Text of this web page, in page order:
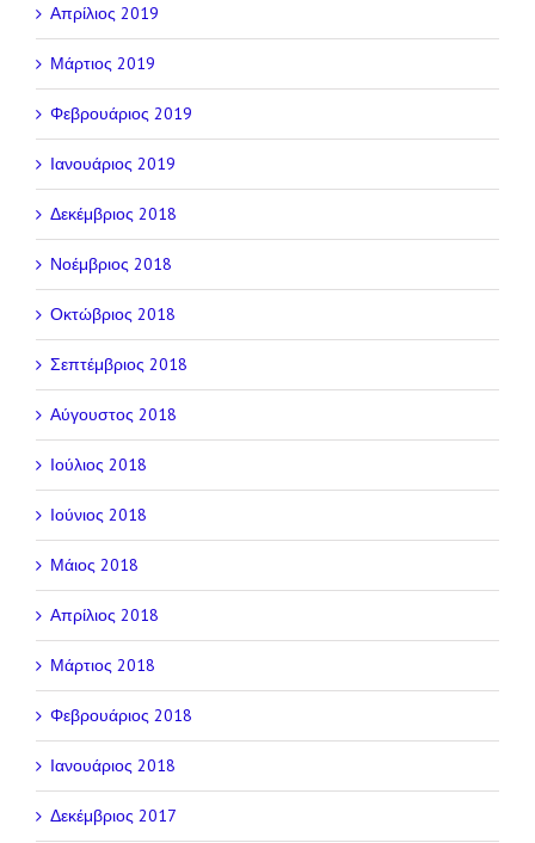
Απρίλιος 2019
Μάρτιος 2019
Φεβρουάριος 2019
Ιανουάριος 2019
Δεκέμβριος 2018
Νοέμβριος 2018
Οκτώβριος 2018
Σεπτέμβριος 2018
Αύγουστος 2018
Ιούλιος 2018
Ιούνιος 2018
Μάιος 2018
Απρίλιος 2018
Μάρτιος 2018
Φεβρουάριος 2018
Ιανουάριος 2018
Δεκέμβριος 2017